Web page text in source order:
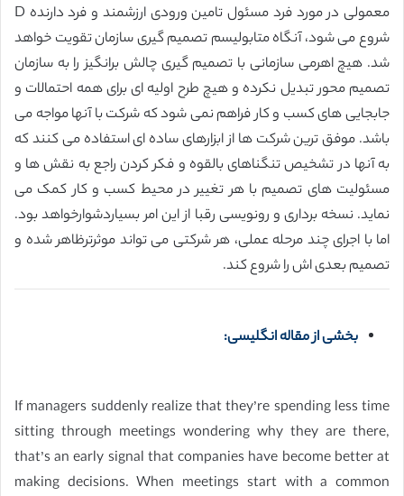
معمولی در مورد فرد مسئول تامین ورودی ارزشمند و فرد دارنده D
شروع می شود، آنگاه متابولیسم تصمیم گیری سازمان تقویت خواهد
شد. هیچ اهرمی سازمانی با تصمیم گیری چالش برانگیز را به سازمان
تصمیم محور تبدیل نکرده و هیچ طرح اولیه ای برای همه احتمالات و
جابجایی های کسب و کار فراهم نمی شود که شرکت با آنها مواجه می
باشد. موفق ترین شرکت ها از ابزارهای ساده ای استفاده می کنند که
به آنها در تشخیص تنگناهای بالقوه و فکر کردن راجع به نقش ها و
مسئولیت های تصمیم با هر تغییر در محیط کسب و کار کمک می
نماید. نسخه برداری و رونویسی رقبا از این امر بسیاردشوارخواهد بود.
اما با اجرای چند مرحله عملی، هر شرکتی می تواند موثرترظاهر شده و
تصمیم بعدی اش را شروع کند.
بخشی از مقاله انگلیسی:
If managers suddenly realize that they’re spending less time
sitting through meetings wondering why they are there,
that’s an early signal that companies have become better at
making decisions. When meetings start with a common